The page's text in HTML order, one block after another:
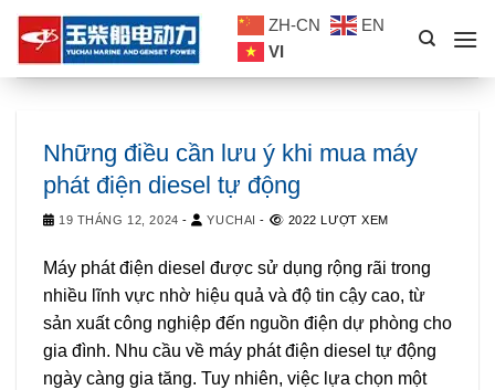
Skip
content
ZH-CN
EN
VI
Những điều cần lưu ý khi mua máy
phát điện diesel tự động
19 THÁNG 12, 2024 - YUCHAI - 2022 LƯỢT XEM
Máy phát điện diesel được sử dụng rộng rãi trong
nhiều lĩnh vực nhờ hiệu quả và độ tin cậy cao, từ
sản xuất công nghiệp đến nguồn điện dự phòng cho
gia đình. Nhu cầu về máy phát điện diesel tự động
ngày càng gia tăng. Tuy nhiên, việc lựa chọn một